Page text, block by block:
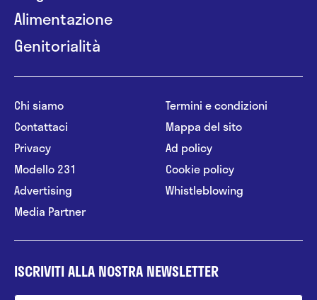
Alimentazione
Genitorialità
Chi siamo
Contattaci
Privacy
Modello 231
Advertising
Media Partner
Termini e condizioni
Mappa del sito
Ad policy
Cookie policy
Whistleblowing
ISCRIVITI ALLA NOSTRA NEWSLETTER